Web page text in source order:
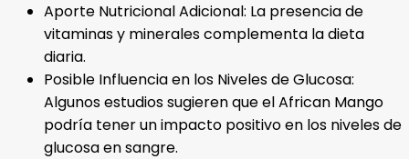
Aporte Nutricional Adicional: La presencia de
vitaminas y minerales complementa la dieta
diaria.
Posible Influencia en los Niveles de Glucosa:
Algunos estudios sugieren que el African Mango
podría tener un impacto positivo en los niveles de
glucosa en sangre.